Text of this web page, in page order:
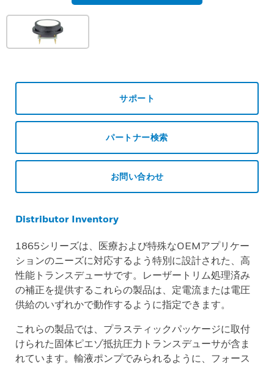
サポート
パートナー検索
お問い合わせ
Distributor Inventory
1865シリーズは、医療および特殊なOEMアプリケー
ションのニーズに対応するよう特別に設計された、高
性能トランスデューサです。レーザートリム処理済み
の補正を提供するこれらの製品は、定電流または電圧
供給のいずれかで動作するように指定できます。
これらの製品では、プラスティックパッケージに取付
けられた固体ピエゾ抵抗圧力トランスデューサが含ま
れています。輸液ポンプでみられるように、フォース